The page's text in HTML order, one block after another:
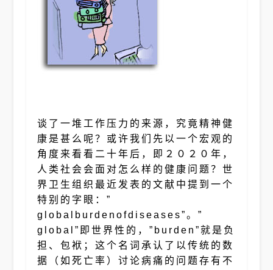
谈了一堆工作压力的来源，究竟精神健
康是甚么呢？或许我们先以一个宏观的
角度来看看二十年后，即２０２０年，
人类社会会面对怎么样的健康问题？世
界卫生组织最近发表的文献中提到一个
特别的字眼：”
globalburdenofdiseases”。”
global”即世界性的，”burden”就是负
担、包袱；这个名词承认了以传统的数
据（如死亡率）讨论病痛的问题存有不